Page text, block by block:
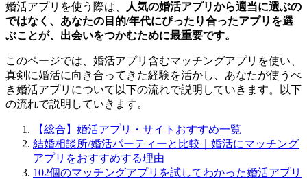
婚活アプリを使う際は、
人気の婚活アプリから適当に選ぶの
ではなく、あなたの目的/年代にぴったり合ったアプリを選
ぶことが、 出会いをつかむために最重要です。
このページでは、婚活アプリ含むマッチングアプリを使い、
真剣に婚活に向き合ってきた経験を活かし、あなたが使うべ
き婚活アプリについて以下の流れで説明していきます。以下
の流れで説明していきます。
【総合】婚活アプリ・サイトおすすめ一覧
結婚相談所/婚活パーティーと比較｜婚活にマッチング
アプリをおすすめする理由
102個のマッチングアプリを試してわかった婚活アプリ